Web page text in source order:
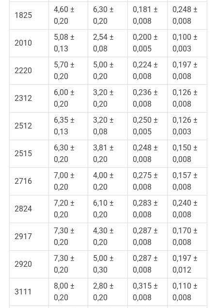
1825
4,60 ±
0,20
6,30 ±
0,20
0,181 ±
0,008
0,248 ±
0,008
2010
5,08 ±
0,13
2,54 ±
0,08
0,200 ±
0,005
0,100 ±
0,003
2220
5,70 ±
0,20
5,00 ±
0,20
0,224 ±
0,008
0,197 ±
0,008
2312
6,00 ±
0,20
3,20 ±
0,20
0,236 ±
0,008
0,126 ±
0,008
2512
6,35 ±
0,13
3,20 ±
0,08
0,250 ±
0,005
0,126 ±
0,003
2515
6,30 ±
0,20
3,81 ±
0,20
0,248 ±
0,008
0,150 ±
0,008
2716
7,00 ±
0,20
4,00 ±
0,20
0,275 ±
0,008
0,157 ±
0,008
2824
7,20 ±
0,20
6,10 ±
0,20
0,283 ±
0,008
0,240 ±
0,008
2917
7,30 ±
0,20
4,30 ±
0,20
0,287 ±
0,008
0,170 ±
0,008
2920
7,30 ±
0,20
5,00 ±
0,30
0,287 ±
0,008
0,197 ±
0,012
3111
8,00 ±
0,20
2,80 ±
0,20
0,315 ±
0,008
0,110 ±
0,008